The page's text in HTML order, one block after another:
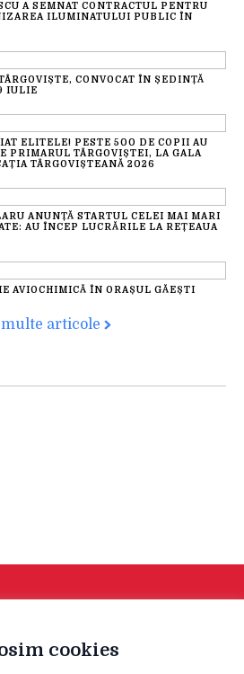
A SEMNAT CONTRACTUL PENTRU
ILUMINATULUI PUBLIC ÎN
CONVOCAT ÎN ȘEDINȚĂ
IULIE
ELITELE! PESTE 500 DE COPII AU
PRIMARUL TÂRGOVIȘTEI, LA GALA
TÂRGOVIȘTEANĂ 2026
ANUNȚĂ STARTUL CELEI MAI MARI
AU ÎNCEP LUCRĂRILE LA REȚEAUA
AVIOCHIMICĂ ÎN ORAȘUL GĂEȘTI
articole
cookies